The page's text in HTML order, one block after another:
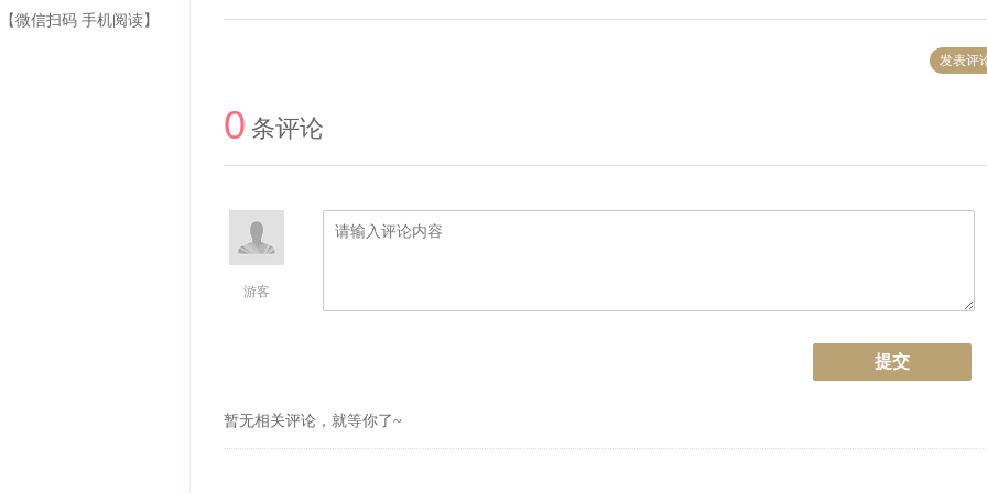
发表评
0 条评论
游客
提交
暂无相关评论，就等你了~
【微信扫码 手机阅读】